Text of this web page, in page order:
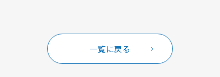
一覧に戻る